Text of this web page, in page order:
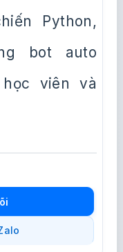
Python,
bot auto
viên và